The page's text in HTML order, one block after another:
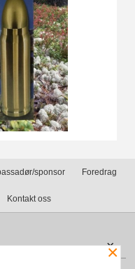
sponsor Foredrag
Kontakt oss
×